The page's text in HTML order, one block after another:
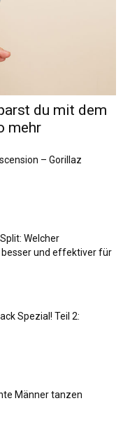
du mit dem
mehr
– Gorillaz
Welcher
besser und effektiver für
Spezial! Teil 2:
Männer tanzen